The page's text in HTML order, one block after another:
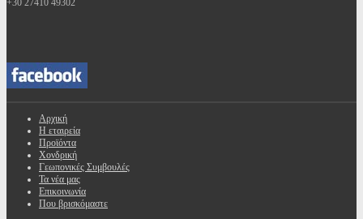
+30 27410 49302
Αρχική
Η εταιρεία
Προϊόντα
Χονδρική
Γεωπονικές Συμβουλές
Τα νέα μας
Επικοινωνία
Που βρισκόμαστε